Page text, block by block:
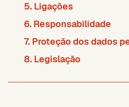
5. Ligações
6. Responsabilidade
7. Proteção dos dados
8. Legislação